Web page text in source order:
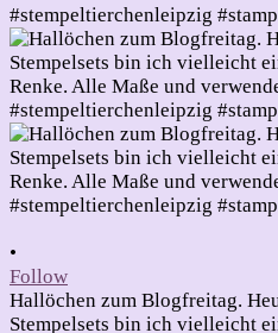
•
Follow
Hallöchen zum Blogfreitag.
Stempelsets bin ich vielleicht